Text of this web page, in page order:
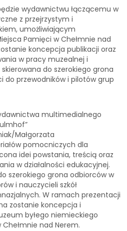
wydawnictwu łączącemu w
z przejrzystym i
umożliwiającym
Pamięci w Chełmnie nad
koncepcja publikacji oraz
w pracy muzealnej i
do szerokiego grona
do przewodników i pilotów grup
multimedialnego
Małgorzata
pomocniczych dla
idei powstania, treścią oraz
w działalności edukacyjnej.
szerokiego grona odbiorców w
i nauczycieli szkół
W ramach prezentacji
zostanie koncepcja i
byłego niemieckiego
nad Nerem.